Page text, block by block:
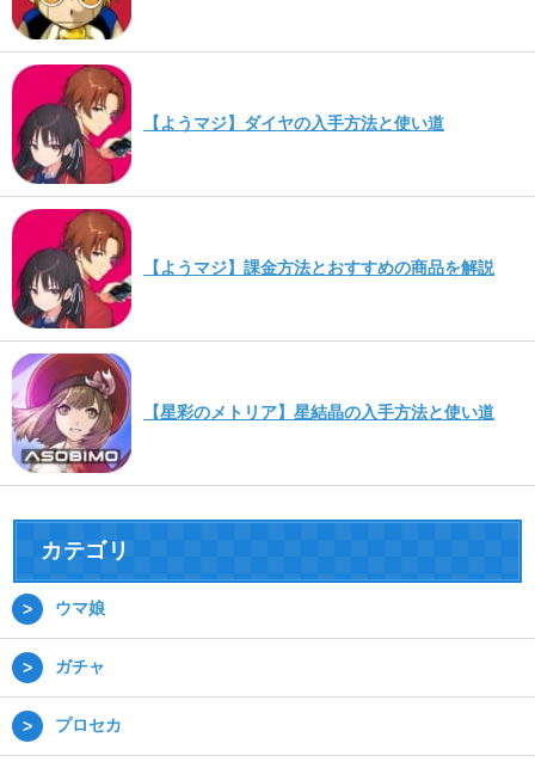
【ようマジ】ダイヤの入手方法と使い道
【ようマジ】課金方法とおすすめの商品を解説
【星彩のメトリア】星結晶の入手方法と使い道
カテゴリ
ウマ娘
ガチャ
プロセカ